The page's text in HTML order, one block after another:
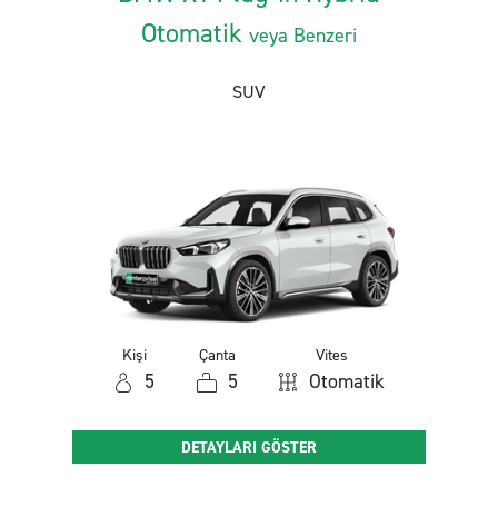
Otomatik veya Benzeri
SUV
Kişi
5
Çanta
5
Vites
Otomatik
DETAYLARI GÖSTER